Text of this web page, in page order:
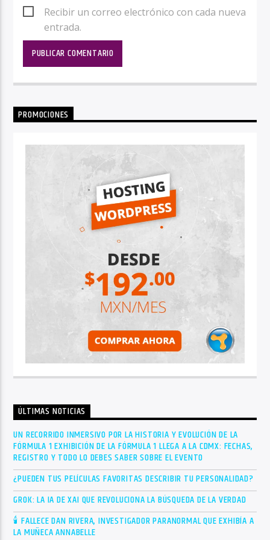
Recibir un correo electrónico con cada nueva
entrada.
PROMOCIONES
ÚLTIMAS NOTICIAS
UN RECORRIDO INMERSIVO POR LA HISTORIA Y EVOLUCIÓN DE LA
FÓRMULA 1 EXHIBICIÓN DE LA FÓRMULA 1 LLEGA A LA CDMX: FECHAS,
REGISTRO Y TODO LO DEBES SABER SOBRE EL EVENTO
¿PUEDEN TUS PELÍCULAS FAVORITAS DESCRIBIR TU PERSONALIDAD?
GROK: LA IA DE XAI QUE REVOLUCIONA LA BÚSQUEDA DE LA VERDAD
🕯 FALLECE DAN RIVERA, INVESTIGADOR PARANORMAL QUE EXHIBÍA A
LA MUÑECA ANNABELLE